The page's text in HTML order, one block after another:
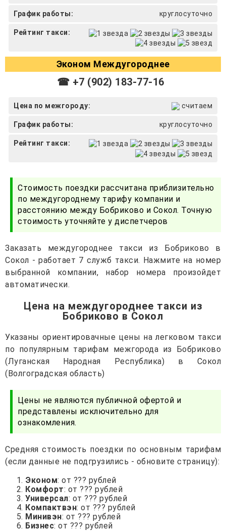
График работы: круглосуточно
Рейтинг такси:
Эконом Междугороднее
☎ +7 (902) 183-77-16
Цена по межгороду: считаем
График работы: круглосуточно
Рейтинг такси:
Стоимость поездки рассчитана приблизительно
по междугороднему тарифу компании и
расстоянию между Бобриково и Сокол. Точную
стоимость уточняйте у диспетчеров
Заказать междугороднее такси из Бобриково в
Сокол - работает 7 служб такси. Нажмите на номер
выбранной компании, набор номера произойдет
автоматически.
Цена на междугороднее такси из
Бобриково в Сокол
Указаны ориентировачные цены на легковом такси
по популярным тарифам межгорода из Бобриково
(Луганская Народная Республика) в Сокол
(Волгоградская область)
Цены не являются публичной офертой и
представлены исключительно для
ознакомления.
Средняя стоимость поездки по основным тарифам
(если данные не подгрузились - обновите страницу):
Эконом: от ??? рублей
Комфорт: от ??? рублей
Универсал: от ??? рублей
Компактвэн: от ??? рублей
Минивэн: от ??? рублей
Бизнес: от ??? рублей